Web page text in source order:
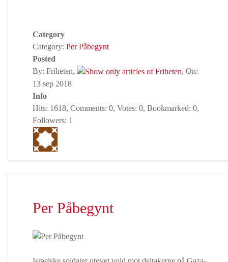
Category
Category: Per Påbegynt
Posted
By: Friheten,
, On:
13 sep 2018
Info
Hits: 1618, Comments: 0, Votes: 0, Bookmarked: 0,
Followers: 1
Per Påbegynt